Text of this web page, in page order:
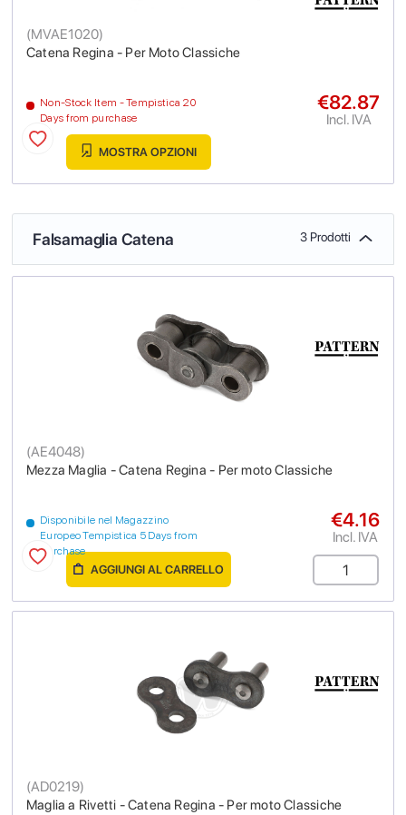
Catena Regina - Per Moto Classiche
(MVAE1020)
Non-Stock Item - Tempistica 20
Days from purchase
€82.87
Incl. IVA
MOSTRA OPZIONI
Falsamaglia Catena 3 Prodotti
Mezza Maglia - Catena Regina - Per moto Classiche
(AE4048)
Disponibile nel Magazzino
Europeo Tempistica 5 Days from
purchase
€4.16
Incl. IVA
AGGIUNGI AL CARRELLO
Maglia a Rivetti - Catena Regina - Per moto Classiche
(AD0219)